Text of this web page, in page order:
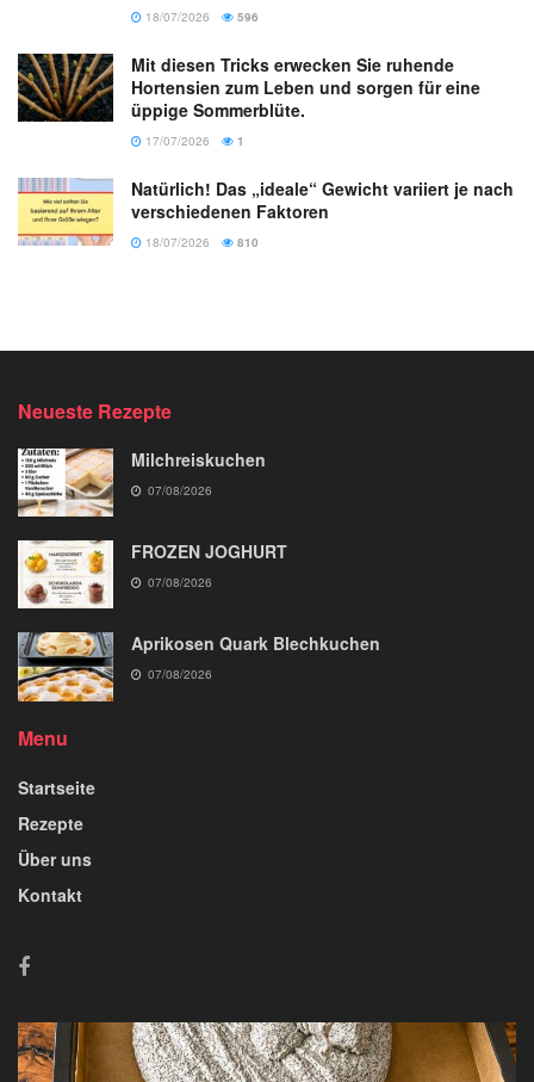
18/07/2026 596
Mit diesen Tricks erwecken Sie ruhende
Hortensien zum Leben und sorgen für eine
üppige Sommerblüte.
17/07/2026 1
Natürlich! Das „ideale“ Gewicht variiert je nach
verschiedenen Faktoren
18/07/2026 810
Neueste Rezepte
Milchreiskuchen
07/08/2026
FROZEN JOGHURT
07/08/2026
Aprikosen Quark Blechkuchen
07/08/2026
Menu
Startseite
Rezepte
Über uns
Kontakt